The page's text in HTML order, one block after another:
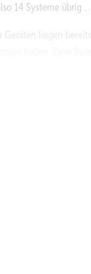
14 Systeme übrig …
Geräten liegen
haben interessante
die Effizienz der
sind die